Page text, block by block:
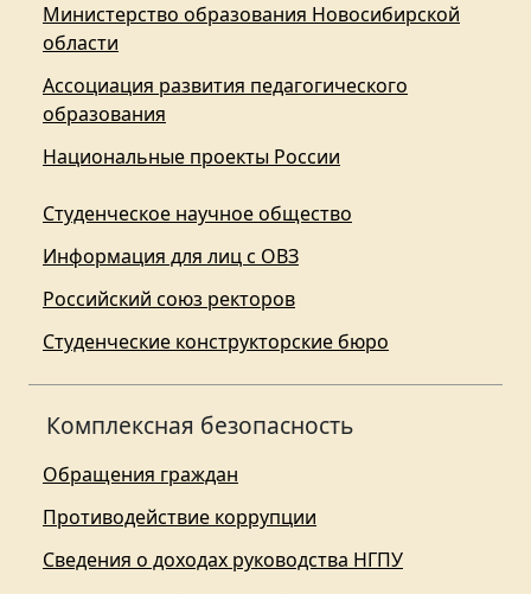
Министерство образования Новосибирской
области
Ассоциация развития педагогического
образования
Национальные проекты России
Студенческое научное общество
Информация для лиц с ОВЗ
Российский союз ректоров
Студенческие конструкторские бюро
Комплексная безопасность
Обращения граждан
Противодействие коррупции
Сведения о доходах руководства НГПУ